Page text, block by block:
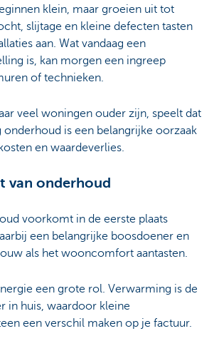
klein, maar groeien uit tot
slijtage en kleine defecten tasten
aan. Wat vandaag een
is, kan morgen een ingreep
of technieken.
veel woningen ouder zijn, speelt dat
onderhoud is een belangrijke oorzaak
en waardeverlies.
van onderhoud
voorkomt in de eerste plaats
een belangrijke boosdoener en
als het wooncomfort aantasten.
een grote rol. Verwarming is de
in huis, waardoor kleine
een verschil maken op je factuur.